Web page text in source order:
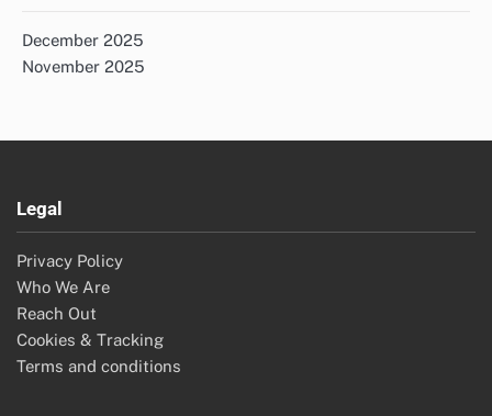
December 2025
November 2025
Legal
Privacy Policy
Who We Are
Reach Out
Cookies & Tracking
Terms and conditions